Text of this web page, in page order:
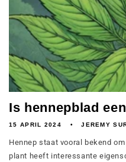
Is hennepblad
15 APRIL 2024 JEREMY
Hennep staat vooral bekend
plant heeft interessante